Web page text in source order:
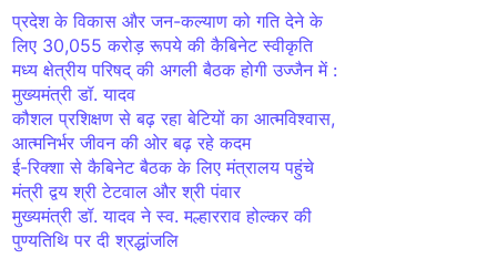
प्रदेश के विकास और जन-कल्याण को गति देने के
लिए 30,055 करोड़ रूपये की कैबिनेट स्वीकृति
मध्य क्षेत्रीय परिषद् की अगली बैठक होगी उज्जैन में :
मुख्यमंत्री डॉ. यादव
कौशल प्रशिक्षण से बढ़ रहा बेटियों का आत्मविश्वास,
आत्मनिर्भर जीवन की ओर बढ़ रहे कदम
ई-रिक्शा से कैबिनेट बैठक के लिए मंत्रालय पहुंचे
मंत्री द्वय श्री टेटवाल और श्री पंवार
मुख्यमंत्री डॉ. यादव ने स्व. मल्हारराव होल्कर की
पुण्यतिथि पर दी श्रद्धांजलि